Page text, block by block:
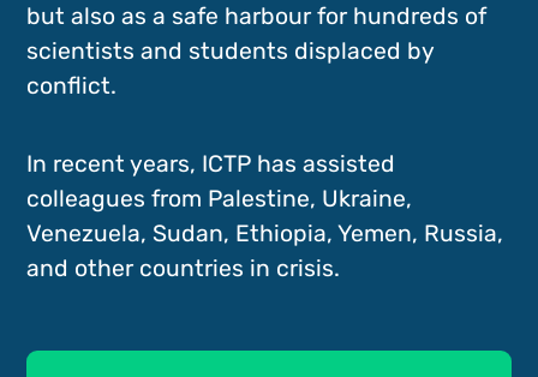
but also as a safe harbour for hundreds of
scientists and students displaced by
conflict.
In recent years, ICTP has assisted
colleagues from Palestine, Ukraine,
Venezuela, Sudan, Ethiopia, Yemen, Russia,
and other countries in crisis.